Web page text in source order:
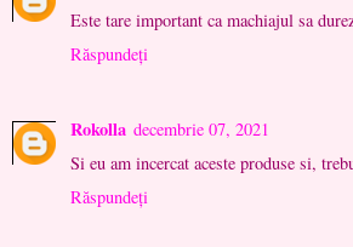
Este tare important ca machiajul sa
Răspundeți
Rokolla decembrie 07, 2021
Si eu am incercat aceste produse si,
Răspundeți